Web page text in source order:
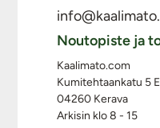
Noutopiste ja
Kaalimato.com
Kumitehtaankatu 5 E
04260 Kerava
Arkisin klo 8 - 15